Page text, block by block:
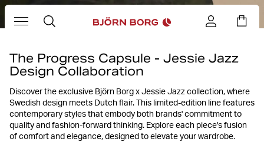
The Progress Capsule - Jessie Jazz
Design Collaboration
Discover the exclusive Björn Borg x Jessie Jazz collection, where
Swedish design meets Dutch flair. This limited-edition line features
contemporary styles that embody both brands' commitment to
quality and fashion-forward thinking. Explore each piece's fusion
of comfort and elegance, designed to elevate your wardrobe.